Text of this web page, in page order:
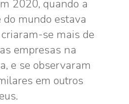
2020, quando a
mundo estava
se mais de
empresas na
e se observaram
em outros